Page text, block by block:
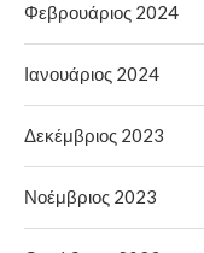
Φεβρουάριος 2024
Ιανουάριος 2024
Δεκέμβριος 2023
Νοέμβριος 2023